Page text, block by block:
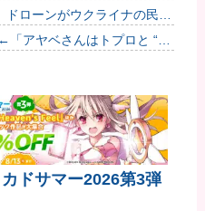
ドローンがウクライナの民間
ー氏が非難！
アヤベさんはトプロと “1”
ドサマー2026第3弾